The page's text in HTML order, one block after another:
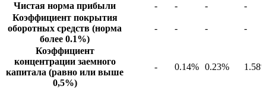
Чистая норма прибыли
- - -
-
Коэффициент покрытия
оборотных средств (норма
более 0.1%)
- - - -
Коэффициент
концентрации заемного
капитала (равно или выше
0,5%)
- 0.14% 0.23%